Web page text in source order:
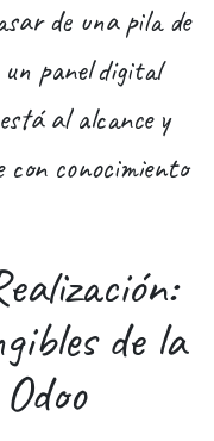
de una pila de
un panel digital
al alcance y
con conocimiento
de la